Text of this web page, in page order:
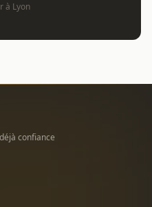
à Lyon
confiance